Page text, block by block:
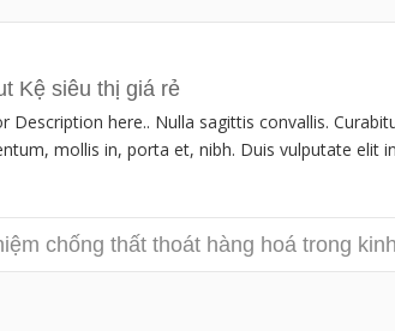
Kệ siêu thị giá rẻ
Description here.. Nulla sagittis convallis.
mollis in, porta et, nibh. Duis vulputate elit
chống thất thoát hàng hoá trong